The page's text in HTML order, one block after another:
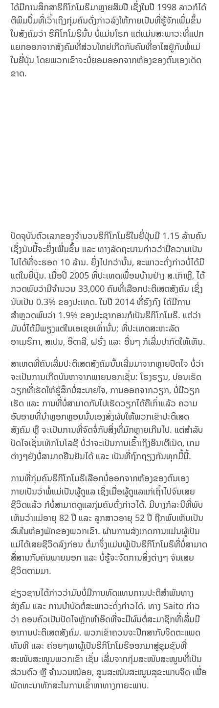
ໄດ້ມີການສຶກສາຮິກິໂກໂມຣິມາຫຼາຍສິບປີ ເຊິ່ງໃນປີ 1998 ລາວກໍໄດ້
ຕີພິມປຶ້ມທີ່ເວົ້າເຖິງກຸ່ມຄົນດັ່ງກ່າວລົງໃຫ້ກາຍເປັນທີ່ຮູ້ຈັກເພີ່ມຂຶ້ນ
ໃນສັງຄົມວ່າ ຮິກິໂກໂມຣິນັ້ນ ບໍ່ແມ່ນໂຣກ ແຕ່ແມ່ນສະພາວະທີ່ແປກ
ແຍກອອກຈາກສັງຄົມທີ່ສ່ວນໃຫຍ່ເກີດກັບຄົນທີ່ອາໄສຢູ່ກັບພໍ່ແມ່
ໃນຍີ່ປຸ່ນ ໂດຍພວກເຂົາຈະບໍ່ຍອມອອກຈາກຫ້ອງຂອງຕົນເອງເດັດ
ຂາດ.
ປັດຈຸບັນຕົວເລກຂອງຈຳນວນຮິກິໂກໂມຣິໃນຍີ່ປຸ່ນມີ 1.15 ລ້ານຄົນ
ເຊິ່ງນັບມື້ຈະຍິ່ງເພີ່ມຂຶ້ນ ແລະ ທາງລັດຖະບານກ່າວວ່າມີຄວາມເປັນ
ໄປໄດ້ທີ່ຈະຮອດ 10 ລ້ານ. ຍິ່ງໄປກວ່ານັ້ນ, ສະພາວະດັ່ງກ່າວບໍ່ໄດ້ມີ
ແຕ່ໃນຍີ່ປຸ່ນ. ເມື່ອປີ 2005 ທີ່ປະເທດເພື່ອນບ້ານຢ່າງ ສ.ເກົາຫຼີ, ໄດ້
ກວດພົບວ່າມີຈຳນວນ 33,000 ຄົນທີ່ເລືອກປະຕິເສດສັງຄົມ ເຊິ່ງ
ນັບເປັນ 0.3% ຂອງປະເທດ. ໃນປີ 2014 ທີ່ຮົງກົງ ໄດ້ມີການ
ສຳຫຼວດພົບວ່າ 1.9% ຂອງປະຊາກອນກໍເປັນຮິກິໂກໂມຣິ. ແຕ່ວ່າ
ມັນບໍ່ໄດ້ມີພຽງແຕ່ໃນເອເຊຍເທົ່ານັ້ນ; ທີ່ປະເທດສະຫະລັດ
ອາເມຣິກາ, ສເປນ, ອິຕາລີ, ຝຣັ່ງ ແລະ ອື່ນໆ ກໍເລີ່ມປາກົດໃຫ້ເຫັນ.
ສາເຫດທີ່ຄົນເລີ່ມປະຕິເສດສັງຄົມນັ້ນເລີ່ມມາຈາກຫຼາຍປັດໄຈ ບໍ່ວ່າ
ຈະເປັນການເກີດບັນຫາຈາກພາຍນອກເຊັ່ນ: ໂຮງຮຽນ, ບ່ອນເຮັດ
ວຽກທີ່ເຮັດໃຫ້ຮູ້ສຶກບໍ່ສະບາຍໃຈ, ການອອກຈາກວຽກ, ບໍ່ມີວຽກ
ເຮັດ ແລະ ການທີ່ບໍ່ສາມາດກັບໄປເຮັດວຽກໄດ້ຄືເກົ່າແລ້ວ ຄວາມ
ອັບອາຍທີ່ນຳຫຼອກຫຼອນນັ້ນເອງສົ່ງຜົນໃຫ້ພວກເຂົາປະຕິເສດ
ສັງຄົມ ຫຼື ຈະເປັນການທີ່ຈົດຈໍ່ກັບສິ່ງທີ່ມັກຫຼາຍເກີນໄປ. ແຕ່ສຳລັບ
ປັດໄຈເຊັ່ນເທັກໂນໂລຊີ ບໍ່ວ່າຈະເປັນການເຂົ້າເຖິງອິນເຕີເນັດ, ເກມ
ຕ່າງໆຍັງບໍ່່ສາມາດຢືນຢັນໄດ້ ແລະ ເປັນທີ່ຖົກຖຽງກັນທຸກມື້ນີ້.
ການທີ່ກຸ່ມຄົນຮິກິໂກໂມຣິເລືອກບໍ່ອອກຈາກຫ້ອງຂອງຕົນເອງ
ກາຍເປັນວ່າພໍ່ແມ່ເປັນຜູ້ດູແລ ເຊິ່ງເມື່ອຜູ້ດູແລແກ່ເຖົ້າໄປຈົນເສຍ
ຊີວິດແລ້ວ ກໍບໍ່ສາມາດດູແລກຸ່ມຄົນດັ່ງກ່າວໄດ້. ມີບາງກໍລະນີທີ່ພົບ
ເຫັນວ່າແມ່ອາຍຸ 82 ປີ ແລະ ລູກສາວອາຍຸ 52 ປີ ຖືກພົບເຫັນເປັນ
ສົບໃນຫ້ອງພັກຂອງພວກເຂົາ. ຜ່ານການສັງເກດການແມ່ນຜູ້ເປັນ
ແມ່ໄດ້ເສຍຊີວິດລົງກ່ອນ ຕໍ່ມາຈຶ່ງແມ່ນຜູ້ເປັນຮິກິໂກໂມຣິທີ່ບໍ່ສາມາດ
ສື່ສານກັບຄົນພາຍນອກ ແລະ ບໍ່ຮູ້ຈະຈັດການສິ່ງຕ່າງໆ ຈົນເສຍ
ຊີວິດຕາມມາ.
ຊ່ຽວຊານໄດ້ກ່າວວ່າມັນບໍ່ມີການທົດແທນການປະຕິສຳພັນທາງ
ສັງຄົມ ແລະ ການບຳບັດຕໍ່ສະພາວະດັ່ງກ່າວໄດ້. ທາງ Saito ກ່າວ
ວ່າ ຄອບຄົວເປັນປັດໄຈຫຼັກທຳອິດທີ່ຈະມີຜົນຕໍ່ສະມາຊິກທີ່ເລີ່ມມີ
ອາການປະຕິເສດສັງຄົມ. ພວກເຂົາຄວນຈະປຶກສາກັບຈິດຕະແພດ
ທັນທີ ແລະ ຄ່ອຍໆພາຜູ້ເປັນຮິກິໂກໂມຣິອອກມາສູ່ຊຸມຊົນທີ່
ສະໜັບສະໜູນພວກເຂົາ ເຊັ່ນ ເລີ່ມຈາກກຸ່ມສະໜັບສະໜູນທີ່ເປັນ
ສ່ວນຕົວ ຫຼື ຈຳນວນໜ້ອຍ, ສູນສະໜັບສະໜູນສຸຂະພາບຈິດ ເພື່ອ
ພັດທະນາທັກສະໃນການເຂົ້າຫາທາງກາຍະພາບ.